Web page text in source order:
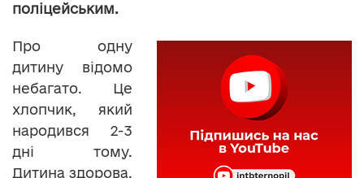
поліцейським.
Про одну
дитину відомо
небагато. Це
хлопчик, який
народився 2-3
дні тому.
Дитина здорова.